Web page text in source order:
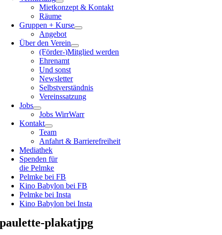
Mietkonzept & Kontakt
Räume
Gruppen + Kurse
Angebot
Über den Verein
(Förder-)Mitglied werden
Ehrenamt
Und sonst
Newsletter
Selbstverständnis
Vereinssatzung
Jobs
Jobs WirrWarr
Kontakt
Team
Anfahrt & Barrierefreiheit
Mediathek
Spenden für
die Pelmke
Pelmke bei FB
Kino Babylon bei FB
Pelmke bei Insta
Kino Babylon bei Insta
paulette-plakatjpg